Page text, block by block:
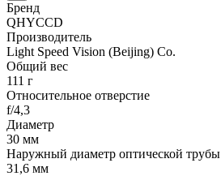
Бренд
QHYCCD
Производитель
Light Speed Vision (Beijing) Co.
Общий вес
111 г
Относительное отверстие
f/4,3
Диаметр
30 мм
Наружный диаметр оптической трубы
31,6 мм